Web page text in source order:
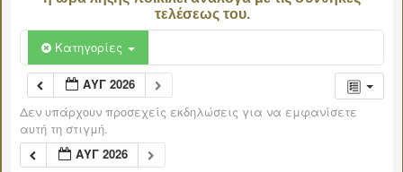
τελέσεως του.
Κατηγορίες
ΑΥΓ 2026
Δεν υπάρχουν προσεχείς εκδηλώσεις για να εμφανίσετε
αυτή τη στιγμή.
ΑΥΓ 2026